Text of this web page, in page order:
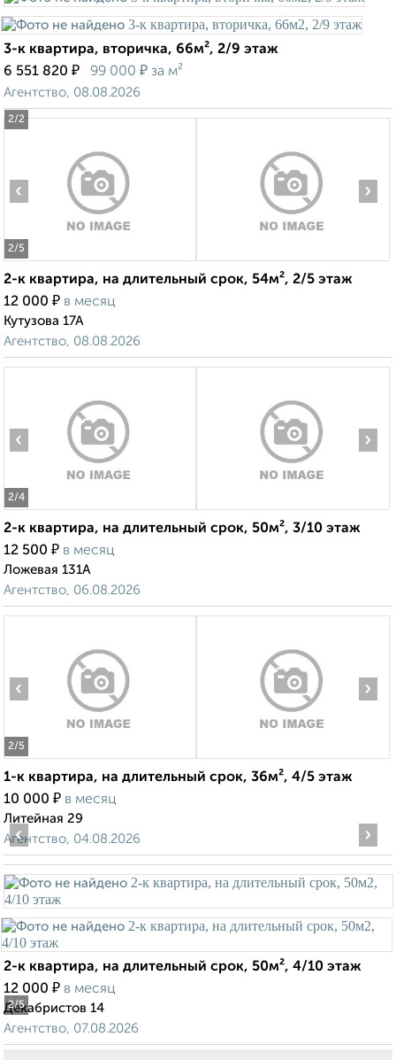
2/2
3-к квартира, вторичка, 66м², 2/9 этаж
6 551 820 ₽ 99 000 ₽ за м²
Агентство, 08.08.2026
2/5
‹ ›
2-к квартира, на длительный срок, 54м², 2/5 этаж
12 000 ₽ в месяц
Кутузова 17А
Агентство, 08.08.2026
2/4
‹ ›
2-к квартира, на длительный срок, 50м², 3/10 этаж
12 500 ₽ в месяц
Ложевая 131А
Агентство, 06.08.2026
2/5
‹ ›
1-к квартира, на длительный срок, 36м², 4/5 этаж
10 000 ₽ в месяц
Литейная 29
Агентство, 04.08.2026
2/5
‹ ›
2-к квартира, на длительный срок, 50м², 4/10 этаж
12 000 ₽ в месяц
Декабристов 14
Агентство, 07.08.2026